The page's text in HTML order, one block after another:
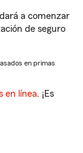
a comenzar
de seguro
en primas
en línea. ¡Es